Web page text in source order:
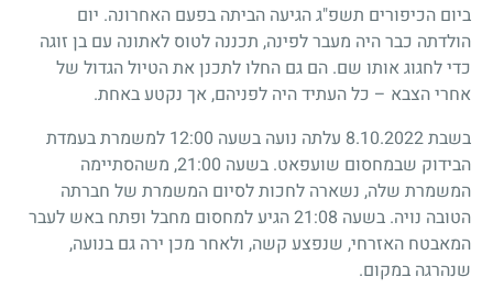
ביום הכיפורים תשפ"ג הגיעה הביתה בפעם האחרונה. יום
הולדתה כבר היה מעבר לפינה, תכננה לטוס לאתונה עם בן זוגה
כדי לחגוג אותו שם. הם גם החלו לתכנן את הטיול הגדול של
אחרי הצבא – כל העתיד היה לפניהם, אך נקטע באחת.
בשבת 8.10.2022 עלתה נועה בשעה 12:00 למשמרת בעמדת
הבידוק שבמחסום שועפאט. בשעה 21:00, משהסתיימה
המשמרת שלה, נשארה לחכות לסיום המשמרת של חברתה
הטובה נויה. בשעה 21:08 הגיע למחסום מחבל ופתח באש לעבר
המאבטח האזרחי, שנפצע קשה, ולאחר מכן ירה גם בנועה,
שנהרגה במקום.